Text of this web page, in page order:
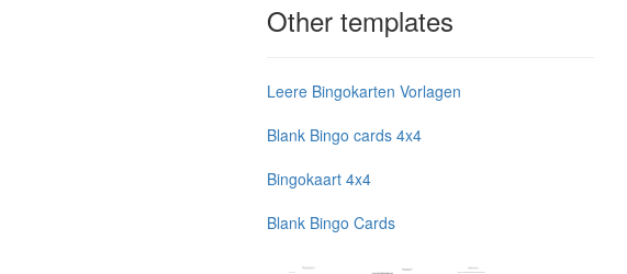
Other templates
Leere Bingokarten Vorlagen
Blank Bingo cards 4x4
Bingokaart 4x4
Blank Bingo Cards